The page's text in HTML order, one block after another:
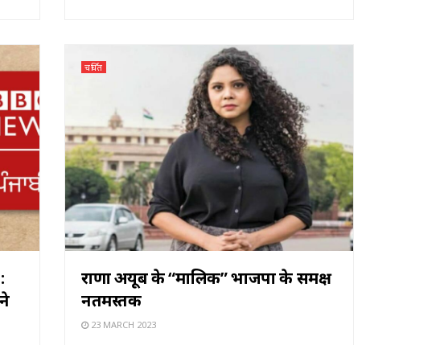
चर्चित
राणा अयूब के “मालिक” भाजपा के समक्ष
नतमस्तक
23 MARCH 2023